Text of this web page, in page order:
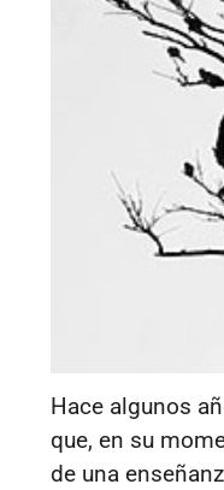
Hace algunos
que, en su
de una